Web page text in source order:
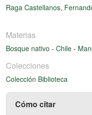
Raga Castellanos,
Materias
Bosque nativo - Chile -
Colecciones
Colección Biblioteca
Cómo citar